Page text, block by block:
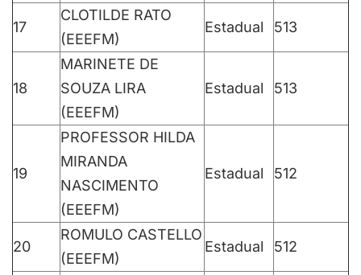
17
CLOTILDE RATO
(EEEFM)
Estadual 513
18
MARINETE DE
SOUZA LIRA
(EEEFM)
Estadual 513
19
PROFESSOR HILDA
MIRANDA
NASCIMENTO
(EEEFM)
Estadual 512
20
ROMULO CASTELLO
(EEEFM)
Estadual 512